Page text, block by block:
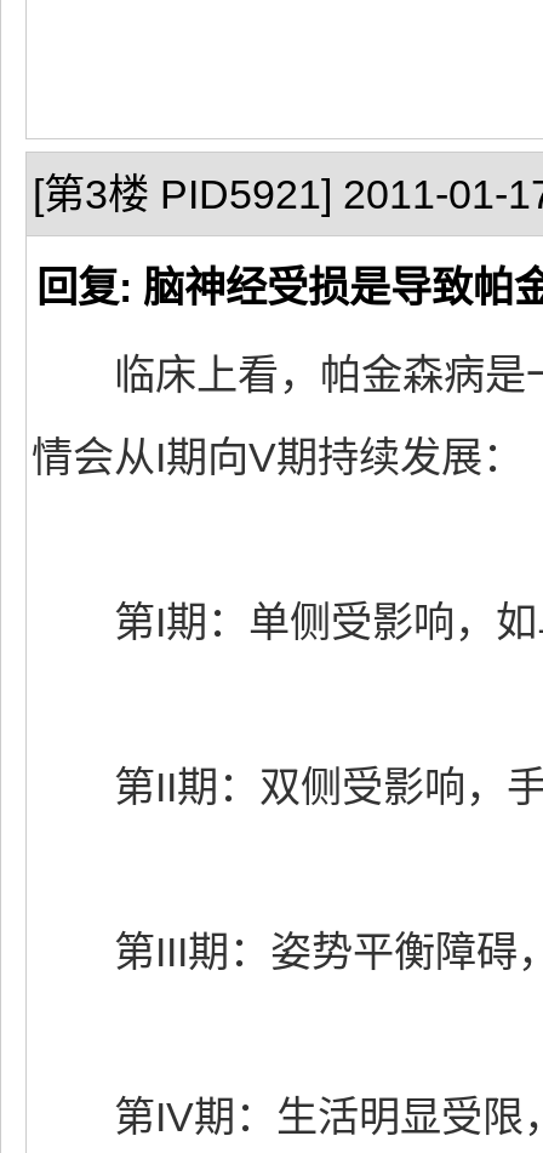
[第3楼 PID5921] 2011-01-
回复: 脑神经受损是导致帕
临床上看，帕金森病是
情会从I期向V期持续发展：
第I期：单侧受影响，如
第II期：双侧受影响，手
第III期：姿势平衡障碍
第IV期：生活明显受限